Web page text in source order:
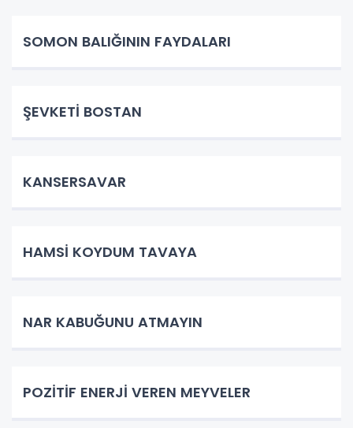
SOMON BALIĞININ FAYDALARI
ŞEVKETİ BOSTAN
KANSERSAVAR
HAMSİ KOYDUM TAVAYA
NAR KABUĞUNU ATMAYIN
POZİTİF ENERJİ VEREN MEYVELER